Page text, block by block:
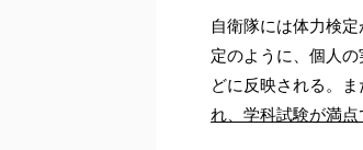
自衛隊には体力検
定のように、個人
どに反映される。ま
れ、学科試験が満点